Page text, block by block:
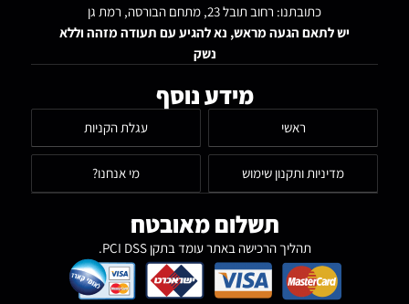
כתובתנו: רחוב תובל 23, מתחם הבורסה, רמת גן
יש לתאם הגעה מראש, נא להגיע עם תעודה מזהה וללא
נשק
מידע נוסף
ראשי עגלת הקניות
מדיניות ותקנון שימוש מי אנחנו?
תשלום מאובטח
תהליך הרכישה באתר עומד בתקן PCI DSS.